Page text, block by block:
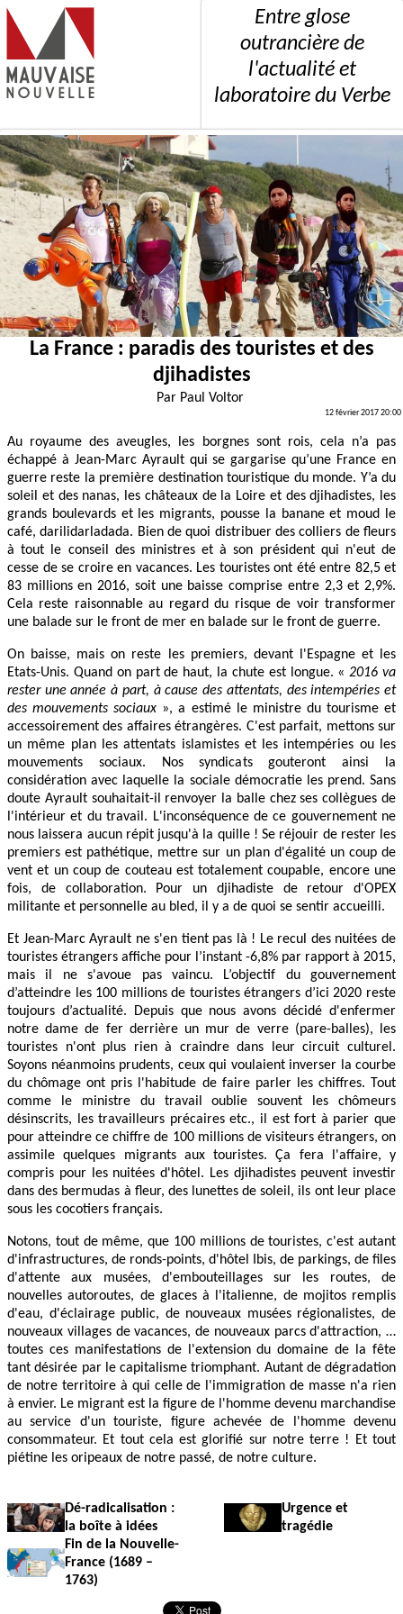
Entre glose
outrancière de
l'actualité et
laboratoire du Verbe
La France : paradis des touristes et des
djihadistes
Par Paul Voltor
12 février 2017 20:00
Au royaume des aveugles, les borgnes sont rois, cela n’a pas
échappé à Jean-Marc Ayrault qui se gargarise qu’une France en
guerre reste la première destination touristique du monde. Y’a du
soleil et des nanas, les châteaux de la Loire et des djihadistes, les
grands boulevards et les migrants, pousse la banane et moud le
café, darilidarladada. Bien de quoi distribuer des colliers de fleurs
à tout le conseil des ministres et à son président qui n'eut de
cesse de se croire en vacances. Les touristes ont été entre 82,5 et
83 millions en 2016, soit une baisse comprise entre 2,3 et 2,9%.
Cela reste raisonnable au regard du risque de voir transformer
une balade sur le front de mer en balade sur le front de guerre.
On baisse, mais on reste les premiers, devant l'Espagne et les
Etats-Unis. Quand on part de haut, la chute est longue. «2016 va
rester une année à part, à cause des attentats, des intempéries et
des mouvements sociaux », a estimé le ministre du tourisme et
accessoirement des affaires étrangères. C'est parfait, mettons sur
un même plan les attentats islamistes et les intempéries ou les
mouvements sociaux. Nos syndicats gouteront ainsi la
considération avec laquelle la sociale démocratie les prend. Sans
doute Ayrault souhaitait-il renvoyer la balle chez ses collègues de
l'intérieur et du travail. L'inconséquence de ce gouvernement ne
nous laissera aucun répit jusqu'à la quille ! Se réjouir de rester les
premiers est pathétique, mettre sur un plan d'égalité un coup de
vent et un coup de couteau est totalement coupable, encore une
fois, de collaboration. Pour un djihadiste de retour d'OPEX
militante et personnelle au bled, il y a de quoi se sentir accueilli.
Et Jean-Marc Ayrault ne s'en tient pas là ! Le recul des nuitées de
touristes étrangers affiche pour l’instant -6,8% par rapport à 2015,
mais il ne s'avoue pas vaincu. L’objectif du gouvernement
d’atteindre les 100 millions de touristes étrangers d’ici 2020 reste
toujours d’actualité. Depuis que nous avons décidé d'enfermer
notre dame de fer derrière un mur de verre (pare-balles), les
touristes n'ont plus rien à craindre dans leur circuit culturel.
Soyons néanmoins prudents, ceux qui voulaient inverser la courbe
du chômage ont pris l'habitude de faire parler les chiffres. Tout
comme le ministre du travail oublie souvent les chômeurs
désinscrits, les travailleurs précaires etc., il est fort à parier que
pour atteindre ce chiffre de 100 millions de visiteurs étrangers, on
assimile quelques migrants aux touristes. Ça fera l'affaire, y
compris pour les nuitées d'hôtel. Les djihadistes peuvent investir
dans des bermudas à fleur, des lunettes de soleil, ils ont leur place
sous les cocotiers français.
Notons, tout de même, que 100 millions de touristes, c'est autant
d'infrastructures, de ronds-points, d'hôtel Ibis, de parkings, de files
d'attente aux musées, d'embouteillages sur les routes, de
nouvelles autoroutes, de glaces à l'italienne, de mojitos remplis
d'eau, d'éclairage public, de nouveaux musées régionalistes, de
nouveaux villages de vacances, de nouveaux parcs d'attraction, …
toutes ces manifestations de l'extension du domaine de la fête
tant désirée par le capitalisme triomphant. Autant de dégradation
de notre territoire à qui celle de l'immigration de masse n'a rien
à envier. Le migrant est la figure de l'homme devenu marchandise
au service d'un touriste, figure achevée de l'homme devenu
consommateur. Et tout cela est glorifié sur notre terre ! Et tout
piétine les oripeaux de notre passé, de notre culture.
Dé-radicalisation :
la boîte à idées
Urgence et
tragédie
Fin de la Nouvelle-
France (1689 –
1763)